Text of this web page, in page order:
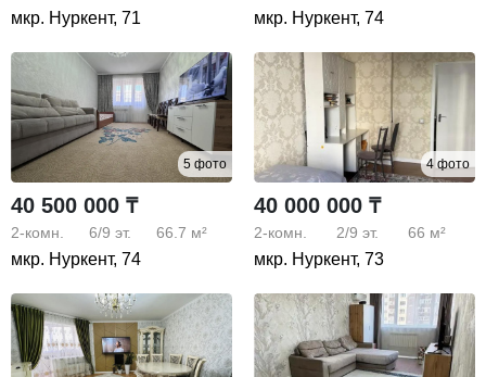
мкр. Нуркент, 71 мкр. Нуркент, 74
5 фото
40 500 000 ₸
2-комн. 6/9 эт. 66.7 м²
мкр. Нуркент, 74
4 фото
40 000 000 ₸
2-комн. 2/9 эт. 66 м²
мкр. Нуркент, 73